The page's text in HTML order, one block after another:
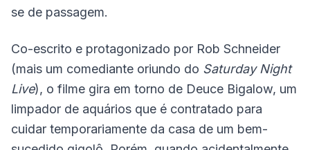
se de passagem.
Co-escrito e protagonizado por Rob Schneider
(mais um comediante oriundo do Saturday Night
Live), o filme gira em torno de Deuce Bigalow, um
limpador de aquários que é contratado para
cuidar temporariamente da casa de um bem-